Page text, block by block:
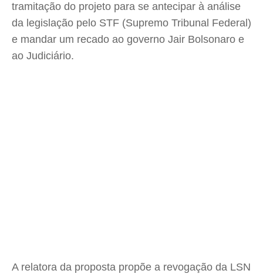
tramitação do projeto para se antecipar à análise
da legislação pelo STF (Supremo Tribunal Federal)
e mandar um recado ao governo Jair Bolsonaro e
ao Judiciário.
A relatora da proposta propõe a revogação da LSN